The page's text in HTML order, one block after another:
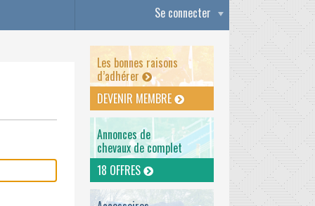
Se connecter
Les bonnes raisons
d’adhérer
DEVENIR MEMBRE
Annonces de
chevaux de complet
18 OFFRES